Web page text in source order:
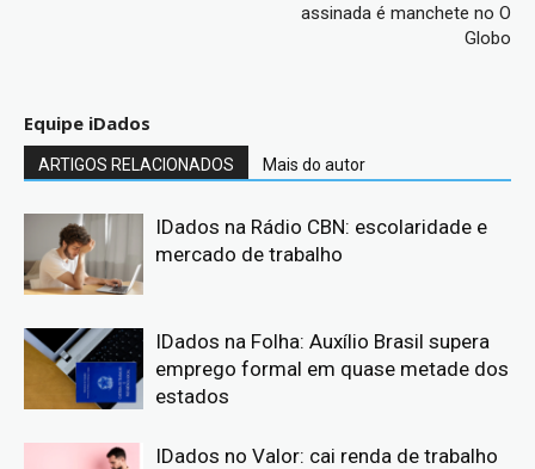
assinada é manchete no O
Globo
Equipe iDados
ARTIGOS RELACIONADOS Mais do autor
IDados na Rádio CBN: escolaridade e
mercado de trabalho
IDados na Folha: Auxílio Brasil supera
emprego formal em quase metade dos
estados
IDados no Valor: cai renda de trabalho